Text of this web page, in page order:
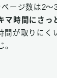
ージ数は2～
マ時間にさっ
間が取りにく
。